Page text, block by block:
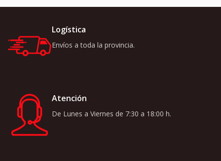
Logística
Envíos a toda la provincia.
Atención
De Lunes a Viernes de 7:30 a 18:00 h.